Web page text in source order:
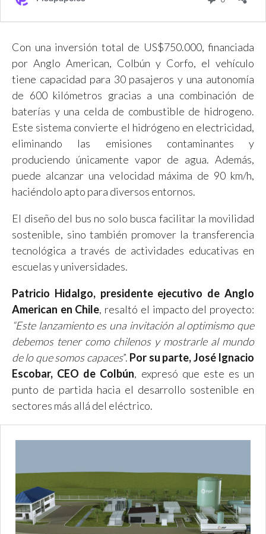
Con una inversión total de US$750.000, financiada
por Anglo American, Colbún y Corfo, el vehículo
tiene capacidad para 30 pasajeros y una autonomía
de 600 kilómetros gracias a una combinación de
baterías y una celda de combustible de hidrogeno.
Este sistema convierte el hidrógeno en electricidad,
eliminando las emisiones contaminantes y
produciendo únicamente vapor de agua. Además,
puede alcanzar una velocidad máxima de 90 km/h,
haciéndolo apto para diversos entornos.
El diseño del bus no solo busca facilitar la movilidad
sostenible, sino también promover la transferencia
tecnológica a través de actividades educativas en
escuelas y universidades.
Patricio Hidalgo, presidente ejecutivo de Anglo
American en Chile, resaltó el impacto del proyecto:
“Este lanzamiento es una invitación al optimismo que
debemos tener como chilenos y mostrarle al mundo
de lo que somos capaces”. Por su parte, José Ignacio
Escobar, CEO de Colbún, expresó que este es un
punto de partida hacia el desarrollo sostenible en
sectores más allá del eléctrico.